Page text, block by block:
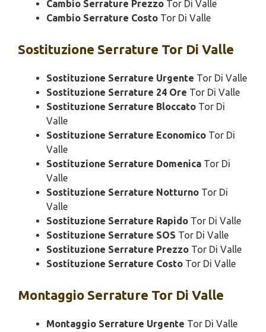
Cambio Serrature Prezzo Tor Di Valle
Cambio Serrature Costo Tor Di Valle
Sostituzione Serrature Tor Di Valle
Sostituzione Serrature Urgente Tor Di Valle
Sostituzione Serrature 24 Ore Tor Di Valle
Sostituzione Serrature Bloccato Tor Di
Valle
Sostituzione Serrature Economico Tor Di
Valle
Sostituzione Serrature Domenica Tor Di
Valle
Sostituzione Serrature Notturno Tor Di
Valle
Sostituzione Serrature Rapido Tor Di Valle
Sostituzione Serrature SOS Tor Di Valle
Sostituzione Serrature Prezzo Tor Di Valle
Sostituzione Serrature Costo Tor Di Valle
Montaggio Serrature Tor Di Valle
Montaggio Serrature Urgente Tor Di Valle